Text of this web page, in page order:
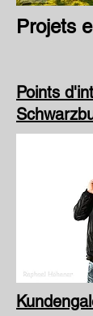
Projets
Points